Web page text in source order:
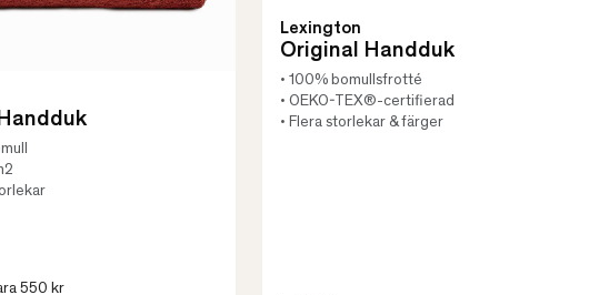
550 kr
Lexington
Original Handduk
• 100% bomullsfrotté
• OEKO-TEX®-certifierad
• Flera storlekar & färger